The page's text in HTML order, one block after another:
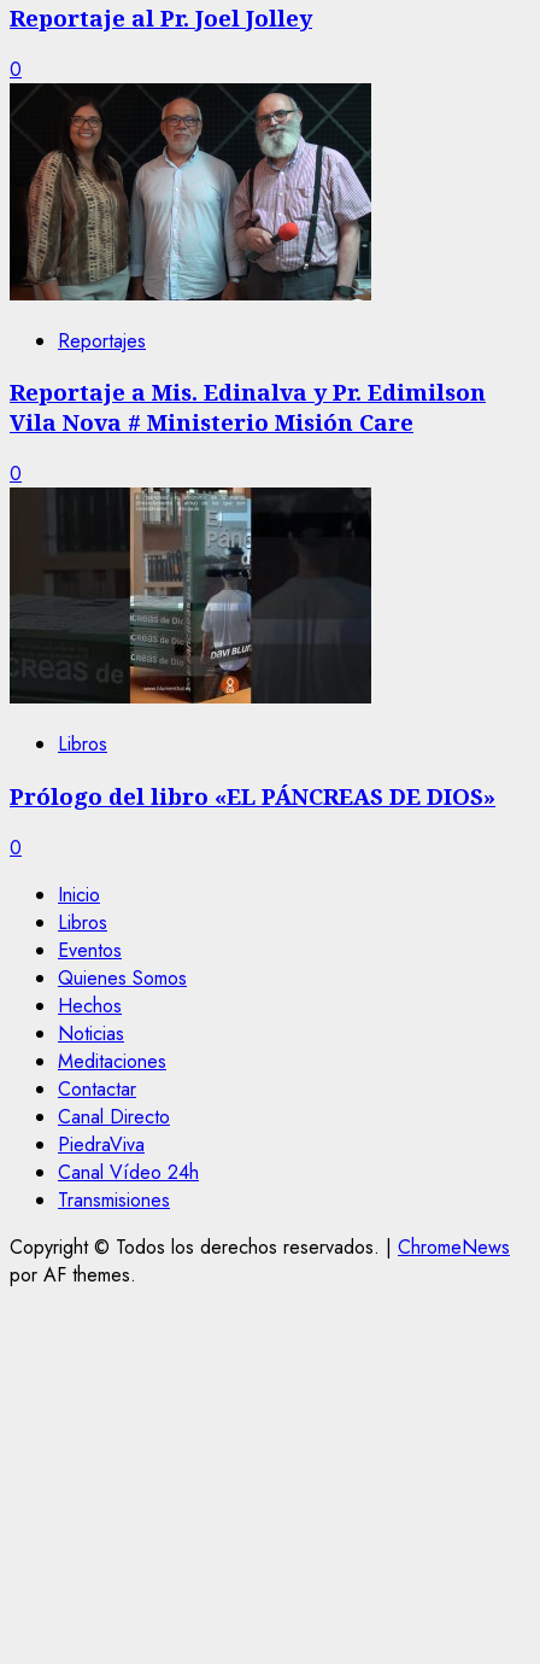
Reportaje al Pr. Joel Jolley
0
Reportajes
Reportaje a Mis. Edinalva y Pr. Edimilson
Vila Nova # Ministerio Misión Care
0
Libros
Prólogo del libro «EL PÁNCREAS DE DIOS»
0
Inicio
Libros
Eventos
Quienes Somos
Hechos
Noticias
Meditaciones
Contactar
Canal Directo
PiedraViva
Canal Vídeo 24h
Transmisiones
Copyright © Todos los derechos reservados. | ChromeNews
por AF themes.